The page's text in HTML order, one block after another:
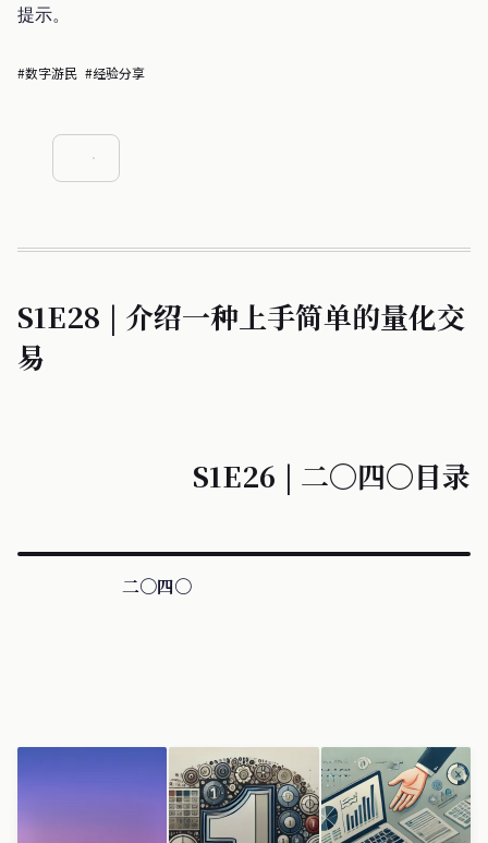
提示。
#数字游民 #经验分享
S1E28 | 介绍一种上手简单的量化交
易
S1E26 | 二〇四〇目录
二〇四〇